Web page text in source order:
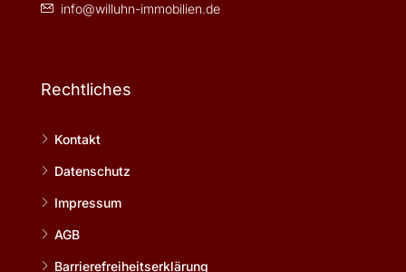
info@willuhn-immobilien.de
Rechtliches
Kontakt
Datenschutz
Impressum
AGB
Barrierefreiheitserklärung